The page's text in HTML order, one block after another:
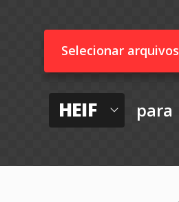
Selecionar arquivos
HEIF para